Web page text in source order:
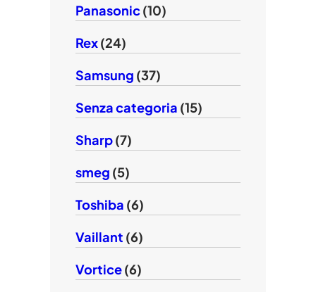
Panasonic(10)
Rex(24)
Samsung (37)
Senza categoria (15)
Sharp(7)
smeg (5)
Toshiba (6)
Vaillant (6)
Vortice(6)